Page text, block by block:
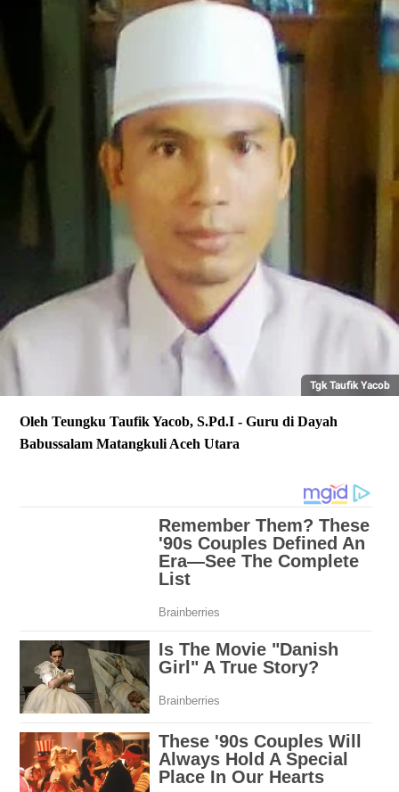
Tgk Taufik Yacob
Oleh Teungku Taufik Yacob, S.Pd.I - Guru di Dayah
Babussalam Matangkuli Aceh Utara